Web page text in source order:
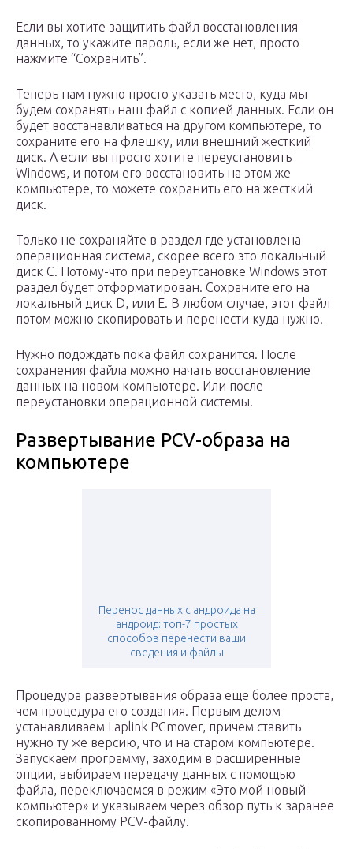
Если вы хотите защитить файл восстановления
данных, то укажите пароль, если же нет, просто
нажмите “Сохранить”.
Теперь нам нужно просто указать место, куда мы
будем сохранять наш файл с копией данных. Если он
будет восстанавливаться на другом компьютере, то
сохраните его на флешку, или внешний жесткий
диск. А если вы просто хотите переустановить
Windows, и потом его восстановить на этом же
компьютере, то можете сохранить его на жесткий
диск.
Только не сохраняйте в раздел где установлена
операционная система, скорее всего это локальный
диск C. Потому-что при переутсановке Windows этот
раздел будет отформатирован. Сохраните его на
локальный диск D, или E. В любом случае, этот файл
потом можно скопировать и перенести куда нужно.
Нужно подождать пока файл сохранится. После
сохранения файла можно начать восстановление
данных на новом компьютере. Или после
переустановки операционной системы.
Развертывание PCV-образа на
компьютере
Перенос данных с андроида на
андроид: топ-7 простых
способов перенести ваши
сведения и файлы
Процедура развертывания образа еще более проста,
чем процедура его создания. Первым делом
устанавливаем Laplink PCmover, причем ставить
нужно ту же версию, что и на старом компьютере.
Запускаем программу, заходим в расширенные
опции, выбираем передачу данных с помощью
файла, переключаемся в режим «Это мой новый
компьютер» и указываем через обзор путь к заранее
скопированному PCV-файлу.